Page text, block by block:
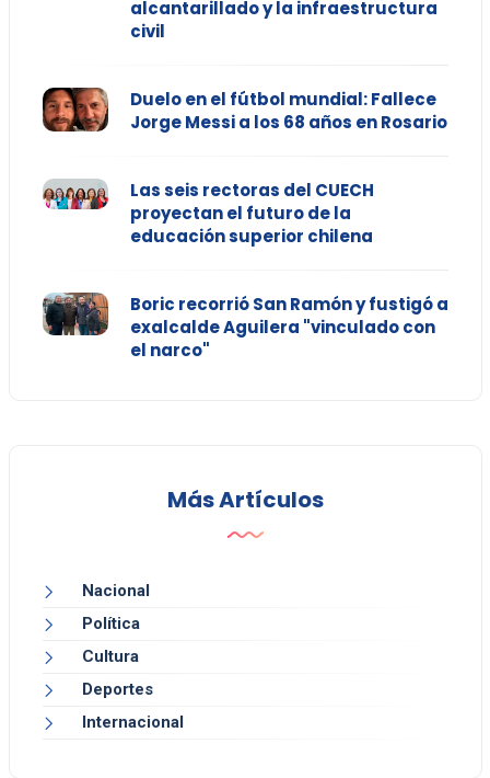
alcantarillado y la infraestructura
civil
Duelo en el fútbol mundial: Fallece
Jorge Messi a los 68 años en Rosario
Las seis rectoras del CUECH
proyectan el futuro de la
educación superior chilena
Boric recorrió San Ramón y fustigó a
exalcalde Aguilera "vinculado con
el narco"
Más Artículos
Nacional
Política
Cultura
Deportes
Internacional